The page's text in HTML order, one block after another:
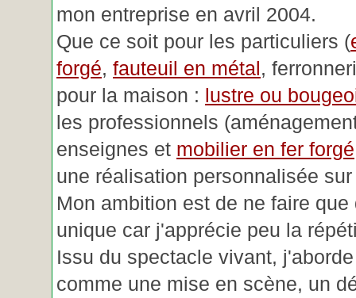
mon entreprise en avril 2004.
Que ce soit pour les particuliers (
forgé, fauteuil en métal,
pour la maison : lustre ou
les professionnels
enseignes et mobilier en fer forgé
une réalisation personnalisée
Mon ambition est de ne faire que
unique car j'apprécie peu la
Issu du spectacle vivant,
comme une mise en scène, un